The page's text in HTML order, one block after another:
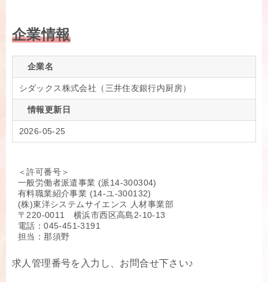
企業情報
企業名
シダックス株式会社（三井住友銀行内厨房）
情報更新日
2026-05-25
＜許可番号＞
一般労働者派遣事業 (派14-300304)
有料職業紹介事業 (14-ユ-300132)
(株)東洋システムサイエンス 人材事業部
〒220-0011 横浜市西区高島2-10-13
電話：045-451-3191
担当：那須野
求人管理番号を入力し、お問合せ下さい♪